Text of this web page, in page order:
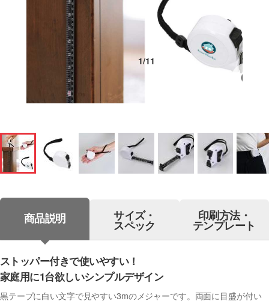
1/11
商品説明 サイズ・
スペック
印刷方法・
テンプレート
ストッパー付きで使いやすい！
家庭用に1台欲しいシンプルデザイン
黒テープに白い文字で見やすい3mのメジャーです。両面に目盛が付い